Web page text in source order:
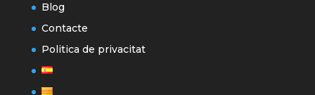
Blog
Contacte
Politica de privacitat